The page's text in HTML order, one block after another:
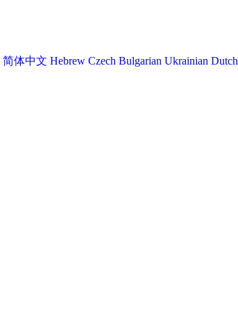
简体中文 Hebrew Czech Bulgarian Ukrainian Dutch